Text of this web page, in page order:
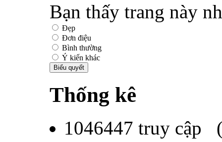
Bạn thấy trang này
Đẹp
Đơn điệu
Bình thường
Ý kiến khác
Thống kê
1046447 truy cập